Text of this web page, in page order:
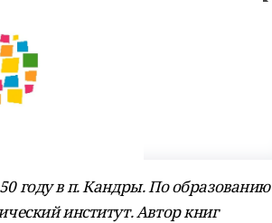
году в п. Кандры. По образованию
институт. Автор книг